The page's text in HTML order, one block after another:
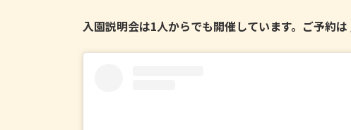
入園説明会は1人からでも開催しています。ご予約は